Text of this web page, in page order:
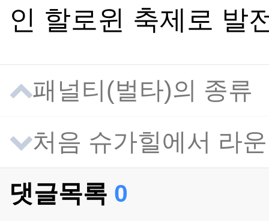
인 할로윈 축제로 발
패널티(벌타)의 종류
처음 슈가힐에서 라
댓글목록 0